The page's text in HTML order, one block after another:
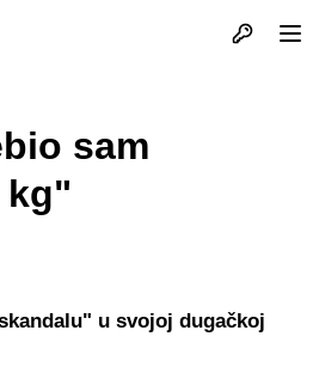
Otvori profil
sam
kg"
u svojoj dugačkoj